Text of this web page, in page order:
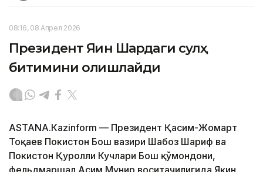
08:16, 08 Апрел 2026
Президент Яқин Шарқдаги сулҳ
битимини олқишлайди
ASTANА.Кazinform — Президент Қасим-Жомарт
Тоқаев Покистон Бош вазири Шаҳбоз Шариф ва
Покистон Қуролли Кучлари Бош қўмондони,